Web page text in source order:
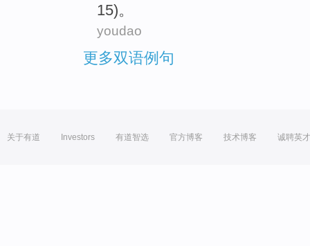
15)。
youdao
更多双语例句
关于有道 Investors 有道智选 官方博客 技术博客 诚聘英才